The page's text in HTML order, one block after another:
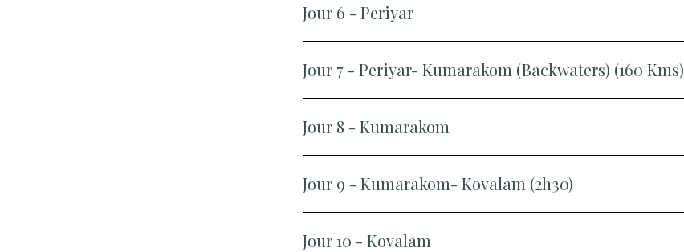
Jour 6 - Periyar
Jour 7 - Periyar- Kumarakom (Backwaters) (160 Kms)
Jour 8 - Kumarakom
Jour 9 - Kumarakom- Kovalam (2h30)
Jour 10 - Kovalam